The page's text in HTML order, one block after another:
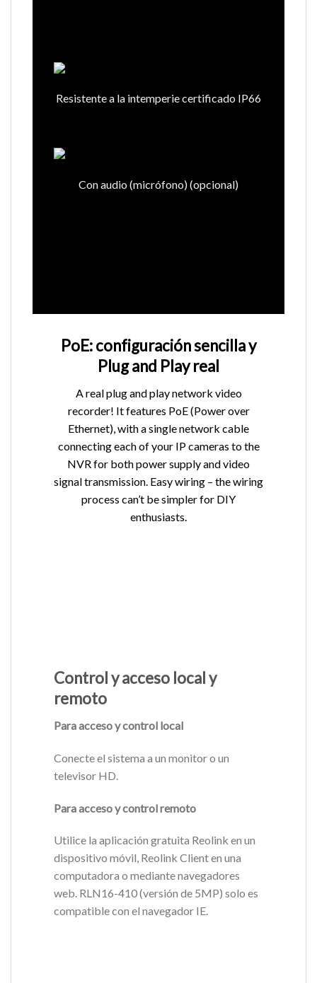
Resistente a la intemperie certificado IP66
Con audio (micrófono) (opcional)
PoE: configuración sencilla y
Plug and Play real
A real plug and play network video
recorder! It features PoE (Power over
Ethernet), with a single network cable
connecting each of your IP cameras to the
NVR for both power supply and video
signal transmission. Easy wiring – the wiring
process can’t be simpler for DIY
enthusiasts.
Control y acceso local y
remoto
Para acceso y control local
Conecte el sistema a un monitor o un
televisor HD.
Para acceso y control remoto
Utilice la aplicación gratuita Reolink en un
dispositivo móvil, Reolink Client en una
computadora o mediante navegadores
web. RLN16-410 (versión de 5MP) solo es
compatible con el navegador IE.